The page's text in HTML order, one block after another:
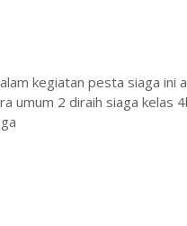
kegiatan pesta siaga ini
umum 2 diraih siaga kelas